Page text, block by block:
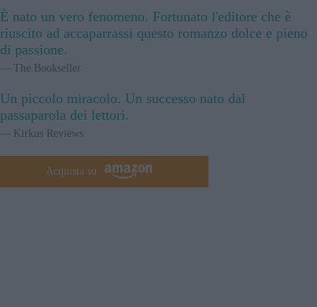
È nato un vero fenomeno. Fortunato l'editore che è
riuscito ad accaparrassi questo romanzo dolce e pieno
di passione.
The Bookseller
Un piccolo miracolo. Un successo nato dal
passaparola dei lettori.
Kirkus Reviews
Acquista su